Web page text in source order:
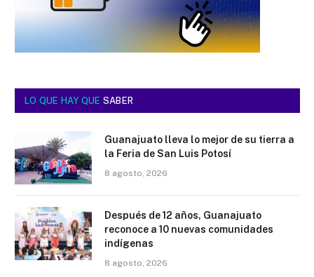
LO QUE HAY QUE SABER
Guanajuato lleva lo mejor de su tierra a
la Feria de San Luis Potosí
8 agosto, 2026
Después de 12 años, Guanajuato
reconoce a 10 nuevas comunidades
indígenas
8 agosto, 2026